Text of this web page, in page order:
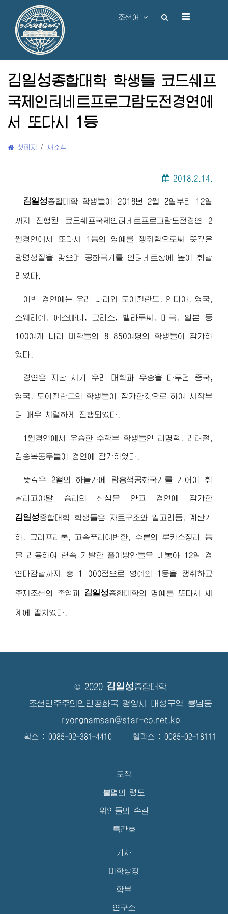
조선어
김일성종합대학 학생들 코드쉐프
국제인터네트프로그람도전경연에
서 또다시 1등
첫페지 / 새소식
2018.2.14.
김일성종합대학 학생들이 2018년 2월 2일부터 12일
까지 진행된 코드쉐프국제인터네트프로그람도전경연 2
월경연에서 또다시 1등의 영예를 쟁취함으로써 뜻깊은
광명성절을 맞으며 공화국기를 인터네트상에 높이 휘날
리였다.
이번 경연에는 우리 나라와 도이췰란드, 인디아, 영국,
스웨리예, 에스빠냐, 그리스, 벨라루씨, 미국, 일본 등
100여개 나라 대학들의 8 850여명의 학생들이 참가하
였다.
경연은 지난 시기 우리 대학과 우승을 다투던 중국,
영국, 도이췰란드의 학생들이 참가한것으로 하여 시작부
터 매우 치렬하게 진행되였다.
1월경연에서 우승한 수학부 학생들인 리명혁, 리태철,
김송복동무들이 경연에 참가하였다.
뜻깊은 2월의 하늘가에 람홍색공화국기를 기어이 휘
날리고야말 승리의 신심을 안고 경연에 참가한
김일성종합대학 학생들은 자료구조와 알고리듬, 계산기
하, 그라프리론, 고속푸리예변환, 수론의 루카스정리 등
을 리용하여 련속 기발한 풀이방안들을 내놓아 12일 경
연마감날까지 총 1 000점으로 영예의 1등을 쟁취하고
주체조선의 존엄과 김일성종합대학의 명예를 또다시 세
계에 떨치였다.
© 2020 김일성종합대학
조선민주주의인민공화국 평양시 대성구역 룡남동
ryongnamsan@star-co.net.kp
확스 : 0085-02-381-4410 텔렉스 : 0085-02-18111
로작
불멸의 령도
위인들의 손길
특간호
기사
대학상징
학부
연구소